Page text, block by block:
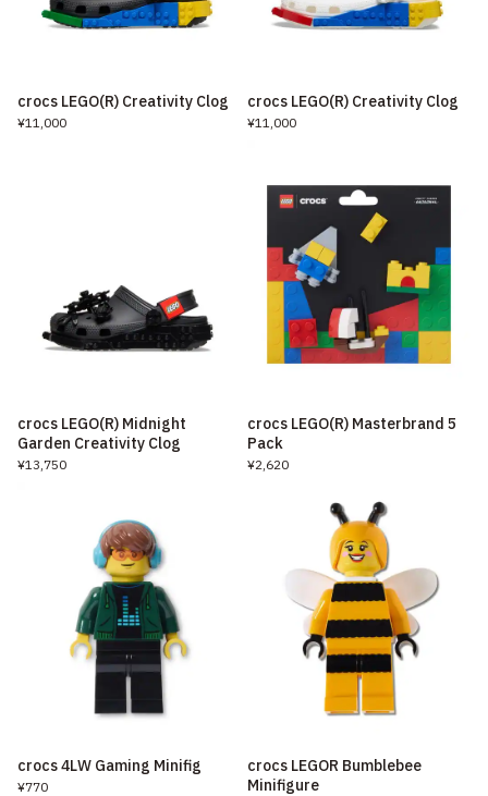
crocs LEGO(R) Creativity Clog
¥11,000
crocs LEGO(R) Creativity Clog
¥11,000
crocs LEGO(R) Midnight
Garden Creativity Clog
¥13,750
crocs LEGO(R) Masterbrand 5
Pack
¥2,620
crocs 4LW Gaming Minifig
¥770
crocs LEGOR Bumblebee
Minifigure